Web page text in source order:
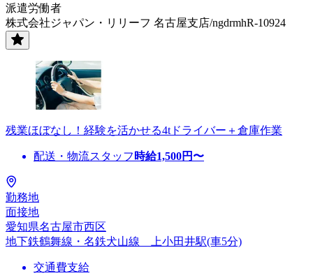
派遣労働者
株式会社ジャパン・リリーフ 名古屋支店/ngdrmhR-10924
残業ほぼなし！経験を活かせる4tドライバー＋倉庫作業
配送・物流スタッフ 時給1,500円〜
勤務地
面接地
愛知県名古屋市西区
地下鉄鶴舞線・名鉄犬山線 上小田井駅(車5分)
交通費支給